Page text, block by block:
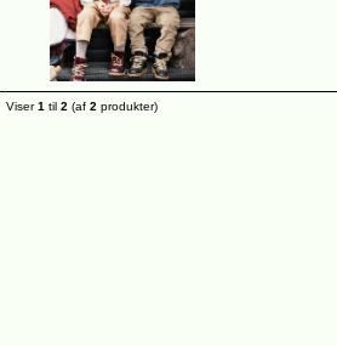
Viser1 til 2 (af 2 produkter)